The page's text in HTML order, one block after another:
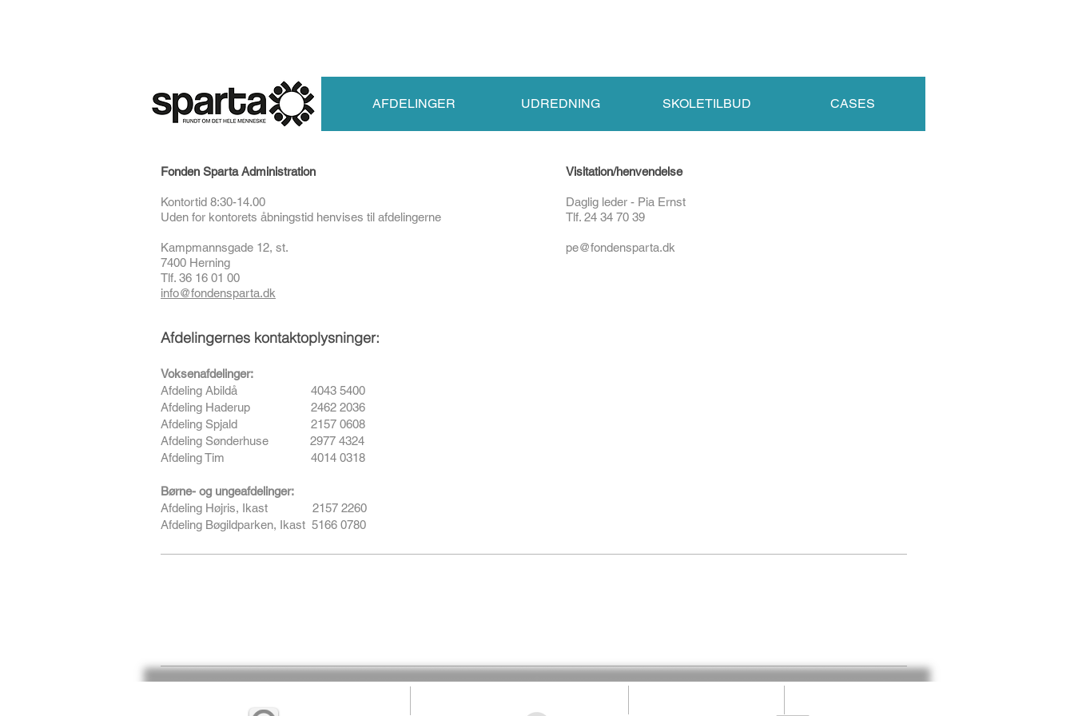
HJEM AFDELINGER UDREDNING SKOLETILBUD CASES
Fonden Sparta Administration
Kontortid 8:30-14.00
Uden for kontorets åbningstid henvises til afdelingerne
Kampmannsgade 12, st.
7400 Herning
Tlf. 36 16 01 00
info@fondensparta.dk
Visitation/henvendelse
Daglig leder - Pia Ernst
Tlf. 24 34 70 39
pe@fondensparta.dk
Afdelingernes kontaktoplysninger:
Voksenafdelinger:
Afdeling Abildå 4043 5400
Afdeling Haderup 2462 2036
Afdeling Spjald 2157 0608
Afdeling Sønderhuse 2977 4324
Afdeling Tim 4014 0318
Børne- og ungeafdelinger:
Afdeling Højris, Ikast 2157 2260
Afdeling Bøgildparken, Ikast 5166 0780